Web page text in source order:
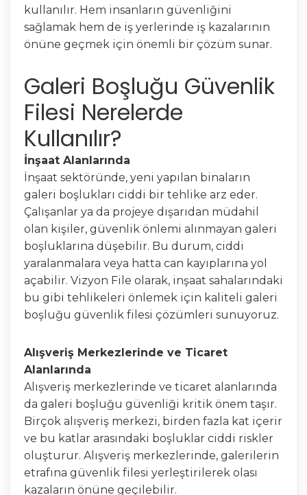
kullanılır. Hem insanların güvenliğini
sağlamak hem de iş yerlerinde iş kazalarının
önüne geçmek için önemli bir çözüm sunar.
Galeri Boşluğu Güvenlik
Filesi Nerelerde
Kullanılır?
İnşaat Alanlarında
İnşaat sektöründe, yeni yapılan binaların
galeri boşlukları ciddi bir tehlike arz eder.
Çalışanlar ya da projeye dışarıdan müdahil
olan kişiler, güvenlik önlemi alınmayan galeri
boşluklarına düşebilir. Bu durum, ciddi
yaralanmalara veya hatta can kayıplarına yol
açabilir. Vizyon File olarak, inşaat sahalarındaki
bu gibi tehlikeleri önlemek için kaliteli galeri
boşluğu güvenlik filesi çözümleri sunuyoruz.
Alışveriş Merkezlerinde ve Ticaret
Alanlarında
Alışveriş merkezlerinde ve ticaret alanlarında
da galeri boşluğu güvenliği kritik önem taşır.
Birçok alışveriş merkezi, birden fazla kat içerir
ve bu katlar arasındaki boşluklar ciddi riskler
oluşturur. Alışveriş merkezlerinde, galerilerin
etrafına güvenlik filesi yerleştirilerek olası
kazaların önüne geçilebilir.